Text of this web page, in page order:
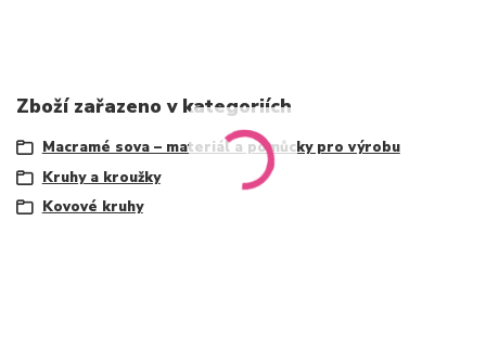
Zboží zařazeno v kategoriích
Macramé sova – materiál a pomůcky pro výrobu
Kruhy a kroužky
Kovové kruhy